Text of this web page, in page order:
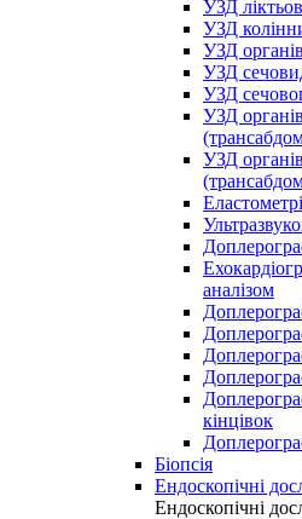
УЗД
УЗД
УЗД
УЗД
УЗД
УЗД
УЗД
аналізом
кінцівок
Біопсія
Ендоскопічні
Ендоскопічні